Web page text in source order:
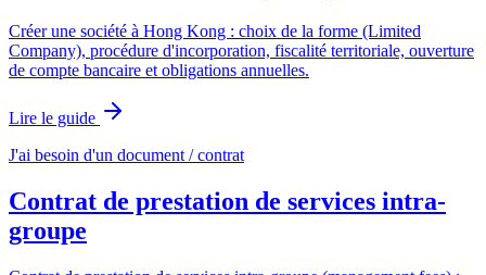
Créer une société à Hong Kong : choix de la forme (Limited
Company), procédure d'incorporation, fiscalité territoriale, ouverture
de compte bancaire et obligations annuelles.
Lire le guide
J'ai besoin d'un document / contrat
Contrat de prestation de services intra-
groupe